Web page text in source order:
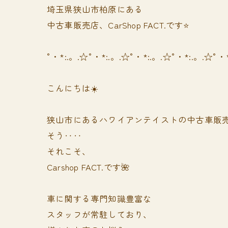
埼玉県狭山市柏原にある
中古車販売店、CarShop FACT.です⭐️
°・*:.。.☆°・*:.。.☆°・*:.。.☆°・*:.。.☆°
こんにちは☀️
狭山市にあるハワイアンテイストの中古車販売
そう‥‥
それこそ、
Carshop FACT.です🌺
車に関する専門知識豊富な
スタッフが常駐しており、